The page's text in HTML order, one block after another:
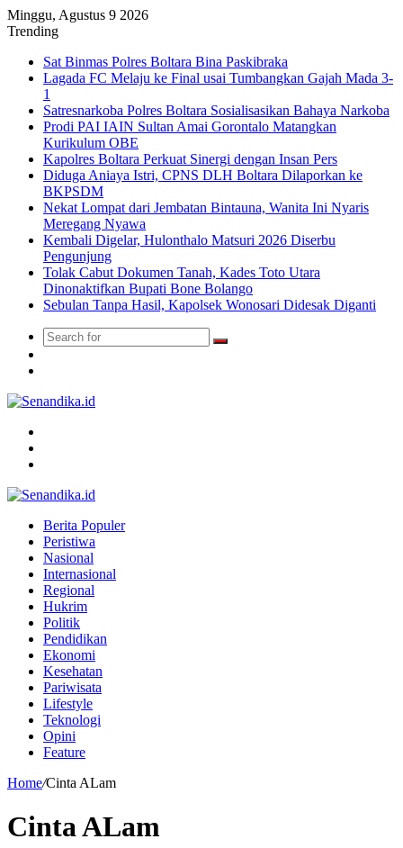
Minggu, Agustus 9 2026
Trending
Sat Binmas Polres Boltara Bina Paskibraka
Lagada FC Melaju ke Final usai Tumbangkan Gajah Mada 3-
1
Satresnarkoba Polres Boltara Sosialisasikan Bahaya Narkoba
Prodi PAI IAIN Sultan Amai Gorontalo Matangkan
Kurikulum OBE
Kapolres Boltara Perkuat Sinergi dengan Insan Pers
Diduga Aniaya Istri, CPNS DLH Boltara Dilaporkan ke
BKPSDM
Nekat Lompat dari Jembatan Bintauna, Wanita Ini Nyaris
Meregang Nyawa
Kembali Digelar, Hulonthalo Matsuri 2026 Diserbu
Pengunjung
Tolak Cabut Dokumen Tanah, Kades Toto Utara
Dinonaktifkan Bupati Bone Bolango
Sebulan Tanpa Hasil, Kapolsek Wonosari Didesak Diganti
Search
Berita Populer
Peristiwa
Nasional
Internasional
Regional
Hukrim
Politik
Pendidikan
Ekonomi
Kesehatan
Pariwisata
Lifestyle
Teknologi
Opini
Feature
Home/Cinta ALam
Cinta ALam